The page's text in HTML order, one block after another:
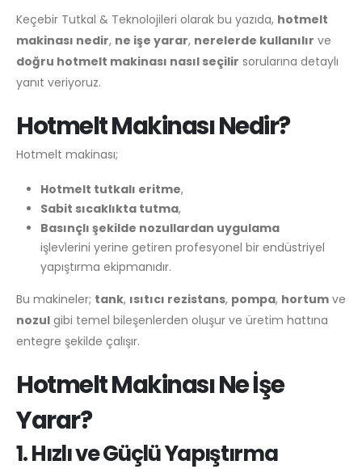
Keçebir Tutkal & Teknolojileri olarak bu yazıda, hotmelt
makinası nedir, ne işe yarar, nerelerde kullanılır ve
doğru hotmelt makinası nasıl seçilir sorularına detaylı
yanıt veriyoruz.
Hotmelt Makinası Nedir?
Hotmelt makinası;
Hotmelt tutkalı eritme,
Sabit sıcaklıkta tutma,
Basınçlı şekilde nozullardan uygulama
işlevlerini yerine getiren profesyonel bir endüstriyel
yapıştırma ekipmanıdır.
Bu makineler; tank, ısıtıcı rezistans, pompa, hortum ve
nozul gibi temel bileşenlerden oluşur ve üretim hattına
entegre şekilde çalışır.
Hotmelt Makinası Ne İşe
Yarar?
1. Hızlı ve Güçlü Yapıştırma